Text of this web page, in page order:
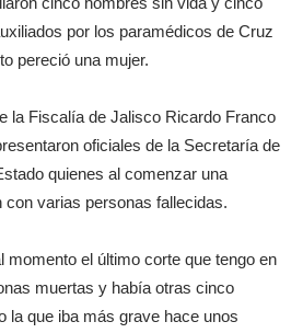
por los paramédicos de Cruz
pereció una mujer.
la Fiscalía de Jalisco Ricardo Franco
oficiales de la Secretaría de
quienes al comenzar una
con varias personas fallecidas.
momento el último corte que tengo en
muertas y había otras cinco
la que iba más grave hace unos